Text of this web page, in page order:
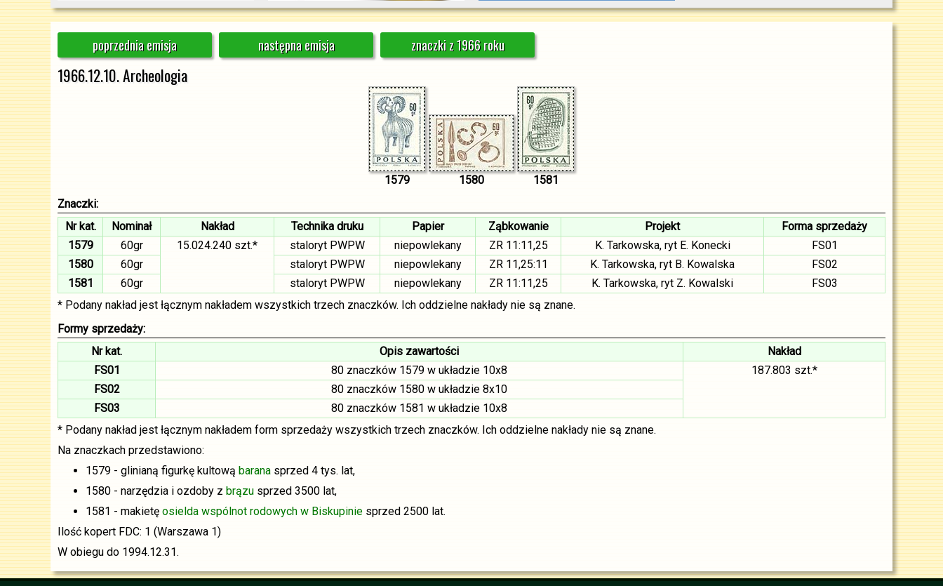
poprzednia emisja następna emisja znaczki z 1966 roku
1966.12.10. Archeologia
1579 1580
1581
Znaczki:
Nr kat.
Nominał Nakład Technika druku Papier Ząbkowanie Projekt
Forma sprzedaży
1579
60gr 15.024.240 szt.* staloryt PWPW niepowlekany ZR 11:11,25 K. Tarkowska, ryt E. Konecki
FS01
1580
60gr staloryt PWPW niepowlekany ZR 11,25:11 K. Tarkowska, ryt B. Kowalska
FS02
1581
60gr staloryt PWPW niepowlekany ZR 11:11,25 K. Tarkowska, ryt Z. Kowalski
FS03
* Podany nakład jest łącznym nakładem wszystkich trzech znaczków. Ich oddzielne nakłady nie są znane.
Formy sprzedaży:
Nr kat.
Opis zawartości
Nakład
FS01
80 znaczków 1579 w układzie 10x8
187.803 szt.*
FS02
80 znaczków 1580 w układzie 8x10
FS03
80 znaczków 1581 w układzie 10x8
* Podany nakład jest łącznym nakładem form sprzedaży wszystkich trzech znaczków. Ich oddzielne nakłady nie są znane.
Na znaczkach przedstawiono:
1579 - glinianą figurkę kultową barana sprzed 4 tys. lat,
1580 - narzędzia i ozdoby z brązu sprzed 3500 lat,
1581 - makietę osielda wspólnot rodowych w Biskupinie sprzed 2500 lat.
Ilość kopert FDC: 1 (Warszawa 1)
W obiegu do 1994.12.31.